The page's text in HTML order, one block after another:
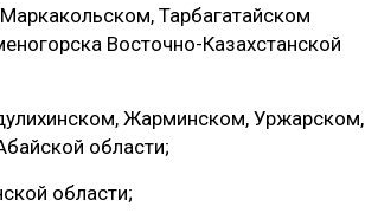
Тарбагатайском
Восточно-Казахстанской
Жарминском, Уржарском,
области;
области;